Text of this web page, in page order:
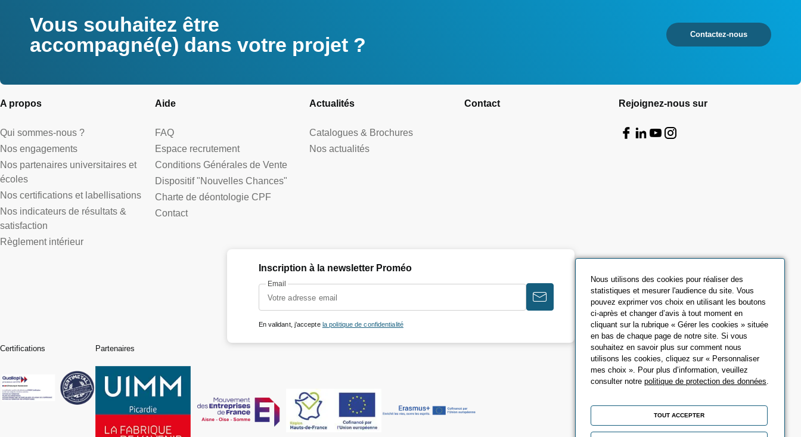
Vous souhaitez être
accompagné(e) dans votre projet ?
Contactez-nous
A propos
Qui sommes-nous ?
Nos engagements
Nos partenaires universitaires et
écoles
Nos certifications et labellisations
Nos indicateurs de résultats &
satisfaction
Règlement intérieur
Aide
FAQ
Espace recrutement
Conditions Générales de Vente
Dispositif "Nouvelles Chances"
Charte de déontologie CPF
Contact
Actualités
Catalogues & Brochures
Nos actualités
Contact Rejoignez-nous sur
Inscription à la newsletter Proméo
Email
En validant, j’accepte la politique de confidentialité
Certifications Partenaires
Nous utilisons des cookies pour réaliser des
statistiques et mesurer l'audience du site. Vous
pouvez exprimer vos choix en utilisant les boutons
ci-après et changer d’avis à tout moment en
cliquant sur la rubrique « Gérer les cookies » située
en bas de chaque page de notre site. Si vous
souhaitez en savoir plus sur comment nous
utilisons les cookies, cliquez sur « Personnaliser
mes choix ». Pour plus d’information, veuillez
consulter notrepolitique de protection des données.
TOUT ACCEPTER